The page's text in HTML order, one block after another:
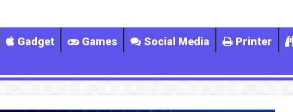
Gadget Games Social Media Printer